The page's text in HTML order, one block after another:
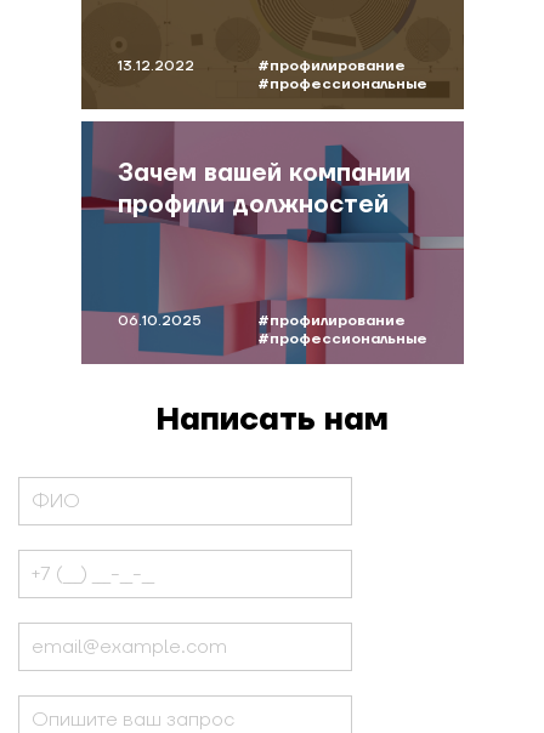
13.12.2022
#профилирование
#профессиональные
#моделькомпетенций
Зачем вашей компании
профили должностей
06.10.2025
#профилирование
#профессиональные
должности
Написать нам